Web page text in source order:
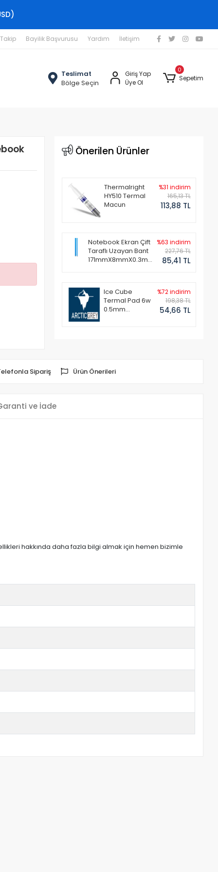
Bayilik Başvurusu Yardım İletişim
Teslimat
Bölge Seçin
Giriş Yap
Üye Ol
0
Sepetim
Önerilen Ürünler
Thermalright
HY510 Termal
Macun
%31 indirim
165,13 TL
113,88 TL
Notebook Ekran Çift
Taraflı Uzayan Bant
171mmX8mmX0.3mm
%63 indirim
227,76 TL
85,41 TL
Ice Cube
Termal Pad 6w
0.5mm
%72 indirim
198,38 TL
54,66 TL
Sipariş Ürün Önerileri
ve İade
hakkında daha fazla bilgi almak için hemen bizimle